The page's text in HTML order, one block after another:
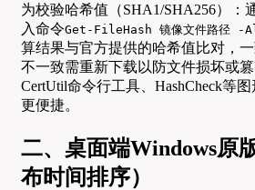
为校验哈希值（SHA1/SHA256）：
入命令Get-FileHash 镜像文件路径 -
算结果与官方提供的哈希值比对，
不一致需重新下载以防文件损坏或
CertUtil命令行工具、HashCheck等
更便捷。
二、桌面端Windows原
布时间排序）